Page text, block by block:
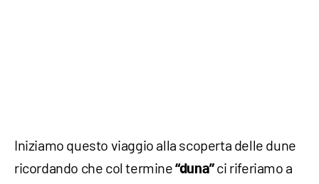
Iniziamo questo viaggio alla scoperta delle dune
ricordando che col termine“duna”ci riferiamo a